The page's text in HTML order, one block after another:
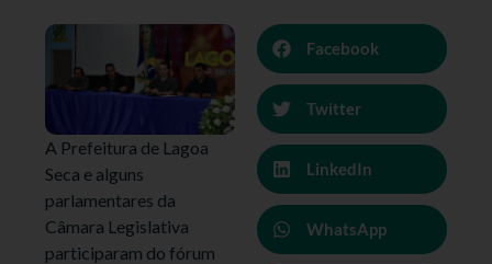
A Prefeitura de Lagoa
Seca e alguns
parlamentares da
Câmara Legislativa
participaram do fórum
Facebook
Twitter
LinkedIn
WhatsApp